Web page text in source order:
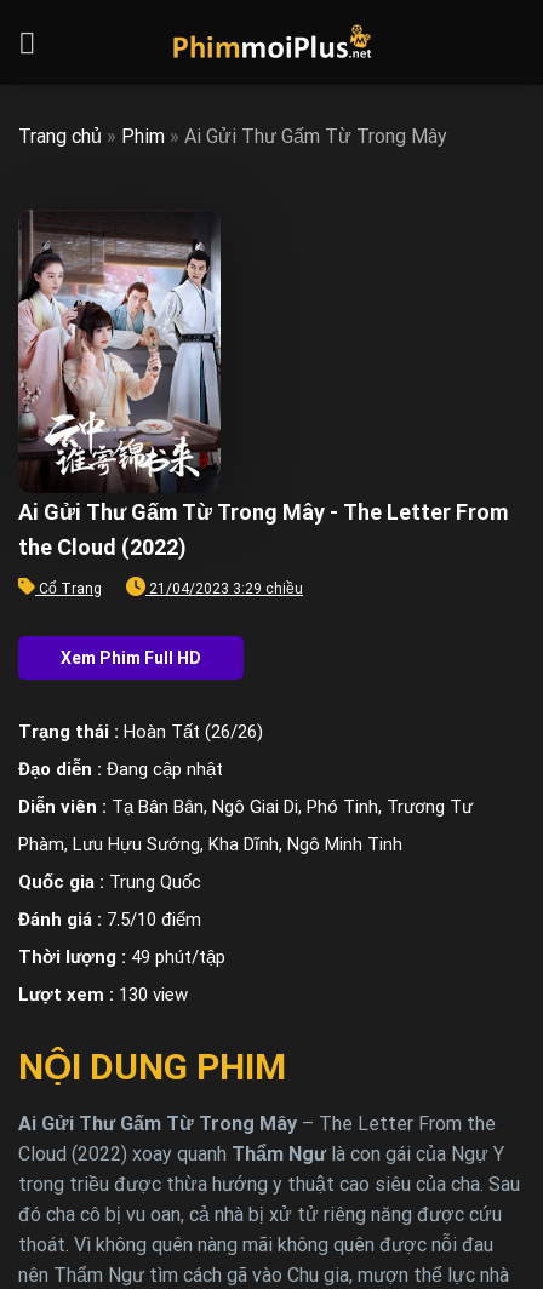
Trang chủ » Phim » Ai Gửi Thư Gấm Từ Trong Mây
Ai Gửi Thư Gấm Từ Trong Mây - The Letter From
the Cloud (2022)
Cổ Trang 21/04/2023 3:29 chiều
Trạng thái : Hoàn Tất (26/26)
Đạo diễn : Đang cập nhật
Diễn viên : Tạ Bân Bân, Ngô Giai Di, Phó Tinh, Trương Tư
Phàm, Lưu Hựu Sướng, Kha Dĩnh, Ngô Minh Tinh
Quốc gia : Trung Quốc
Đánh giá : 7.5/10 điểm
Thời lượng : 49 phút/tập
Lượt xem : 130 view
NỘI DUNG PHIM
Ai Gửi Thư Gấm Từ Trong Mây – The Letter From the
Cloud (2022) xoay quanh Thẩm Ngưlà con gái của Ngự Y
trong triều được thừa hướng y thuật cao siêu của cha. Sau
đó cha cô bị vu oan, cả nhà bị xử tử riêng năng được cứu
thoát. Vì không quên nàng mãi không quên được nỗi đau
nên Thẩm Ngư tìm cách gã vào Chu gia, mượn thể lực nhà